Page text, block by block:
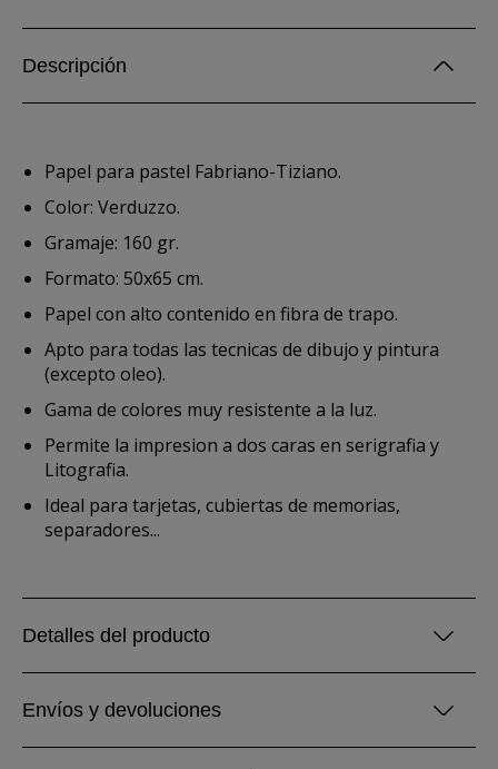
Descripción
Papel para pastel Fabriano-Tiziano.
Color: Verduzzo.
Gramaje: 160 gr.
Formato: 50x65 cm.
Papel con alto contenido en fibra de trapo.
Apto para todas las tecnicas de dibujo y pintura
(excepto oleo).
Gama de colores muy resistente a la luz.
Permite la impresion a dos caras en serigrafia y
Litografia.
Ideal para tarjetas, cubiertas de memorias,
separadores...
Detalles del producto
Envíos y devoluciones